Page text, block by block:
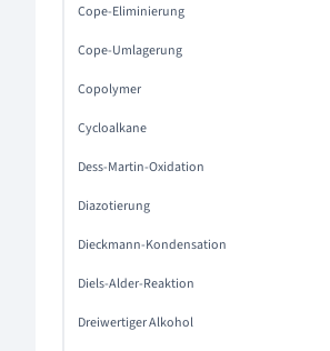
Cope-Eliminierung
Cope-Umlagerung
Copolymer
Cycloalkane
Dess-Martin-Oxidation
Diazotierung
Dieckmann-Kondensation
Diels-Alder-Reaktion
Dreiwertiger Alkohol